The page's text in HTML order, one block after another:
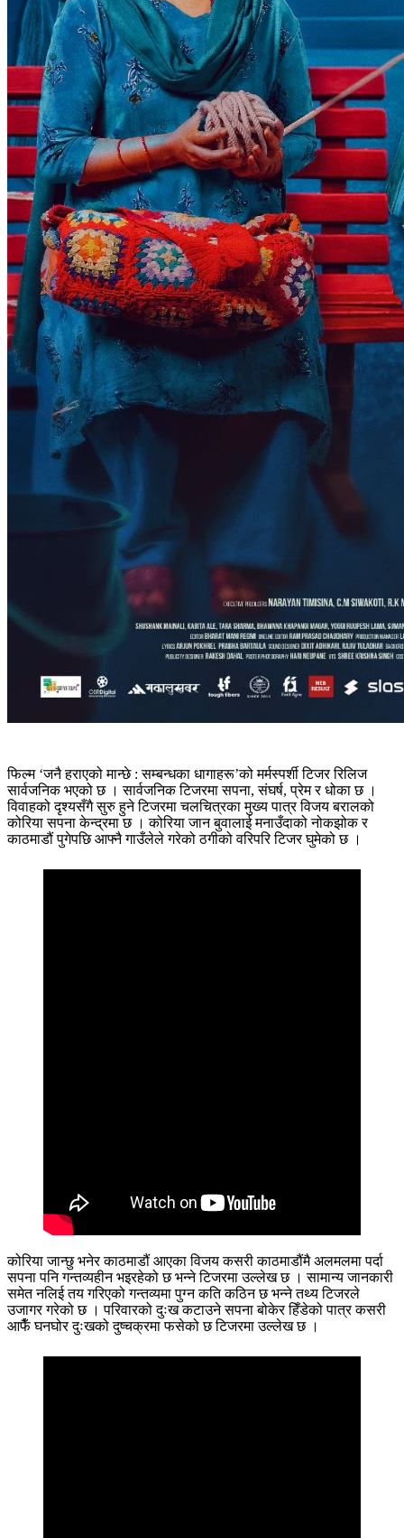
फिल्म ‘जनै हराएको मान्छे : सम्बन्धका धागाहरू’को मर्मस्पर्शी टिजर रिलिज
सार्वजनिक भएको छ । सार्वजनिक टिजरमा सपना, संघर्ष, प्रेम र धोका छ ।
विवाहको दृश्यसँगै सुरु हुने टिजरमा चलचित्रका मुख्य पात्र विजय बरालको
कोरिया सपना केन्द्रमा छ । कोरिया जान बुवालाई मनाउँदाको नोकझोक र
काठमाडौं पुगेपछि आफ्नै गाउँलेले गरेको ठगीको वरिपरि टिजर घुमेको छ ।
कोरिया जान्छु भनेर काठमाडौं आएका विजय कसरी काठमाडौंमै अलमलमा पर्दा
सपना पनि गन्तव्यहीन भइरहेको छ भन्ने टिजरमा उल्लेख छ । सामान्य जानकारी
समेत नलिई तय गरिएको गन्तव्यमा पुग्न कति कठिन छ भन्ने तथ्य टिजरले
उजागर गरेको छ । परिवारको दुःख कटाउने सपना बोकेर हिँडेको पात्र कसरी
आफैँ घनघोर दुःखको दुष्चक्रमा फसेको छ टिजरमा उल्लेख छ ।